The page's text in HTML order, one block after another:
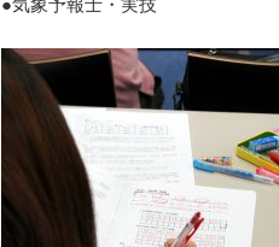
●気象予報士・実技